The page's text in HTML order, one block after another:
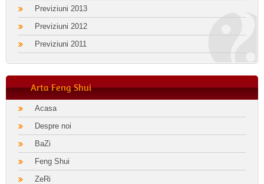
Previziuni 2013
Previziuni 2012
Previziuni 2011
Arta Feng Shui
Acasa
Despre noi
BaZi
Feng Shui
ZeRi